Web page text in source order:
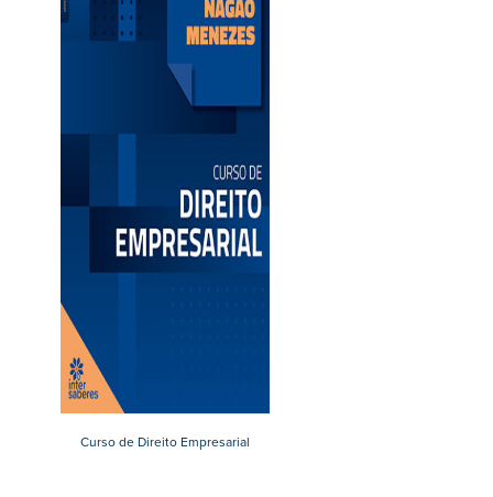
Curso de Direito Empresarial